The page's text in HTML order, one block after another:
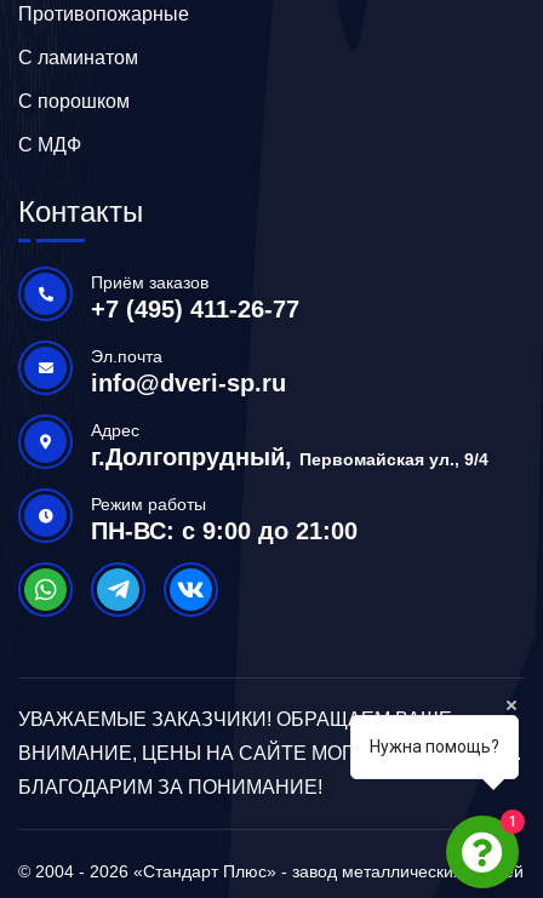
Противопожарные
С ламинатом
С порошком
С МДФ
Контакты
Приём заказов
+7 (495) 411-26-77
Эл.почта
info@dveri-sp.ru
Адрес
г.Долгопрудный, Первомайская ул., 9/4
Режим работы
ПН-ВС: с 9:00 до 21:00
УВАЖАЕМЫЕ ЗАКАЗЧИКИ! ОБРАЩАЕМ ВАШЕ
ВНИМАНИЕ, ЦЕНЫ НА САЙТЕ МОГУТ ОТЛИЧАТЬСЯ.
БЛАГОДАРИМ ЗА ПОНИМАНИЕ!
© 2004 - 2026 «Стандарт Плюс» - завод металлических дверей
Нужна помощь?
1